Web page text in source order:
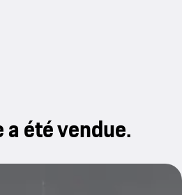
été vendue.